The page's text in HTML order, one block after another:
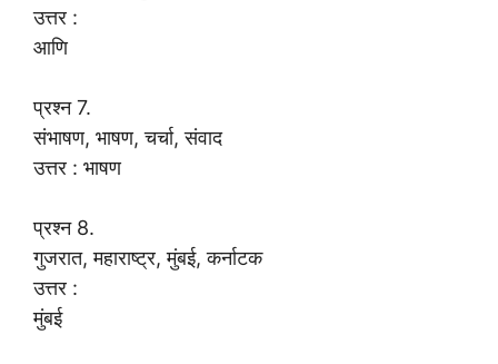
उत्तर :
आणि
प्रश्न 7.
संभाषण, भाषण, चर्चा, संवाद
उत्तर : भाषण
प्रश्न 8.
गुजरात, महाराष्ट्र, मुंबई, कर्नाटक
उत्तर :
मुंबई